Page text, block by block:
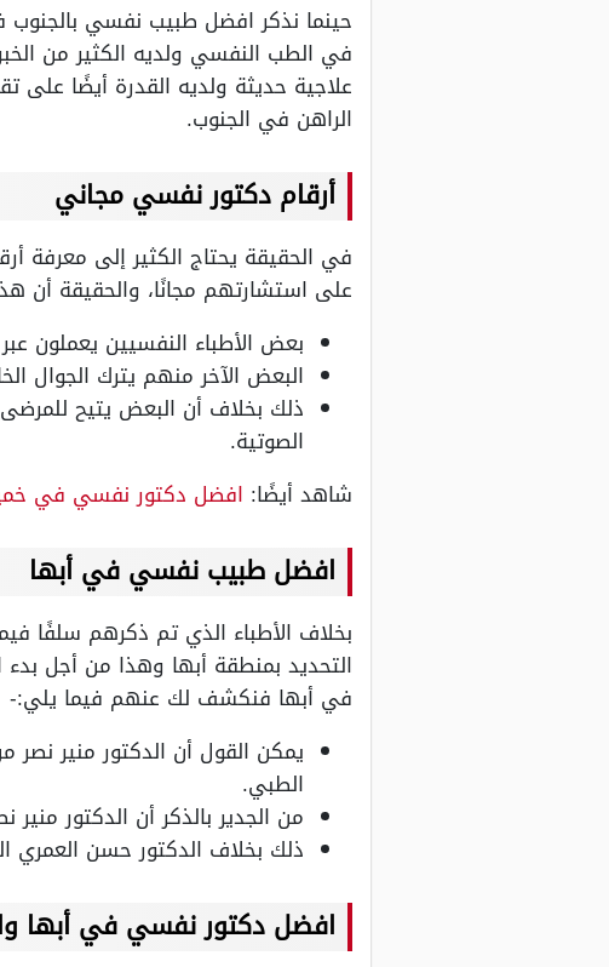
حينما نذكر افضل طبيب نفسي
في الطب النفسي ولديه الكثير من
علاجية حديثة ولديه القدرة أيضًا على
الراهن في الجنوب.
أرقام دكتور نفسي مجاني
في الحقيقة يحتاج الكثير إلى معرفة
على استشارتهم مجانًا، والحقيقة أن
بعض الأطباء النفسيين يعملون
البعض الآخر منهم يترك الجوال
ذلك بخلاف أن البعض يتيح للمرضى
الصوتية.
شاهد أيضًا: افضل دكتور نفسي في
افضل طبيب نفسي في أبها
بخلاف الأطباء الذي تم ذكرهم سلفًا
التحديد بمنطقة أبها وهذا من أجل
في أبها فنكشف لك عنهم فيما يلي:-
يمكن القول أن الدكتور منير
الطبي.
من الجدير بالذكر أن الدكتور
ذلك بخلاف الدكتور حسن
افضل دكتور نفسي في أبها